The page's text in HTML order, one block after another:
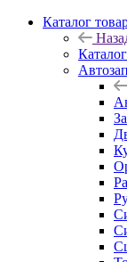
Каталог